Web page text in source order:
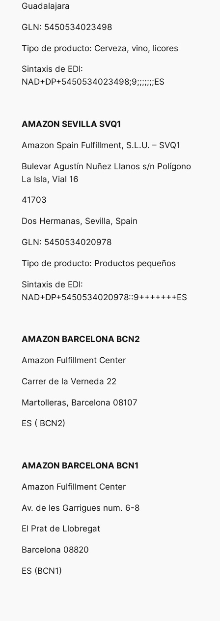
Guadalajara
GLN: 5450534023498
Tipo de producto: Cerveza, vino, licores
Sintaxis de EDI:
NAD+DP+5450534023498;9;;;;;;;ES
AMAZON SEVILLA SVQ1
Amazon Spain Fulfillment, S.L.U. – SVQ1
Bulevar Agustín Nuñez Llanos s/n Polígono
La Isla, Vial 16
41703
Dos Hermanas, Sevilla, Spain
GLN: 5450534020978
Tipo de producto: Productos pequeños
Sintaxis de EDI:
NAD+DP+5450534020978::9+++++++ES
AMAZON BARCELONA BCN2
Amazon Fulfillment Center
Carrer de la Verneda 22
Martolleras, Barcelona 08107
ES ( BCN2)
AMAZON BARCELONA BCN1
Amazon Fulfillment Center
Av. de les Garrigues num. 6-8
El Prat de Llobregat
Barcelona 08820
ES (BCN1)